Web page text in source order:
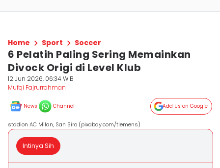
Home Sport Soccer
6 Pelatih Paling Sering Memainkan
Divock Origi di Level Klub
12 Jun 2026, 06:34 WIB
Mufqi Fajrurrahman
News Channel Add Us on Google
stadion AC Milan, San Siro (pixabay.com/tlemens)
Intinya Sih